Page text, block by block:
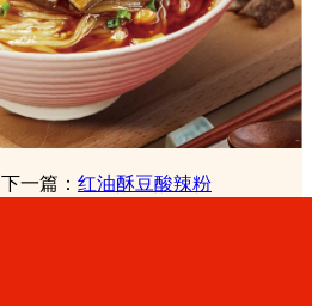
下一篇： 红油酥豆酸辣粉